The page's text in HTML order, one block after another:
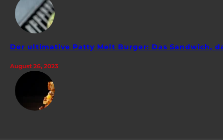
Der ultimative Patty Melt Burger: Das Sandwich,
August 26, 2023